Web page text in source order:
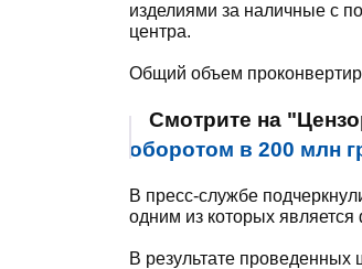
изделиями за наличные с
центра.
Общий объем
Смотрите на
оборотом в 200 млн
В пресс-службе
одним из которых
В результате